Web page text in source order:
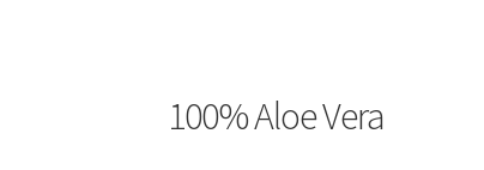
100% Aloe Vera